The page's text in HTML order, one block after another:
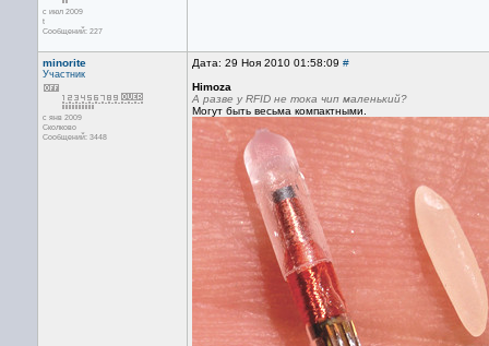
с июл 2009
t
Сообщений: 227
minorite
Участник
с янв 2009
Сколково
Сообщений: 3448
Дата: 29 Ноя 2010 01:58:09 #
Himoza
А разве у RFID не тока чип маленький?
Могут быть весьма компактными.